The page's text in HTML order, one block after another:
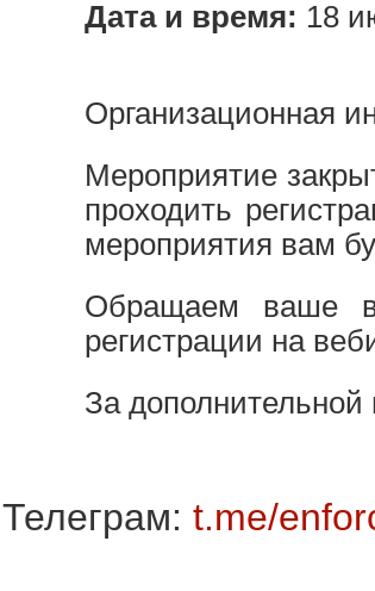
Дата и время: 18
Организационная
Мероприятие
проходить
мероприятия вам
Обращаем ваше
регистрации на
За
Телеграм: t.me/